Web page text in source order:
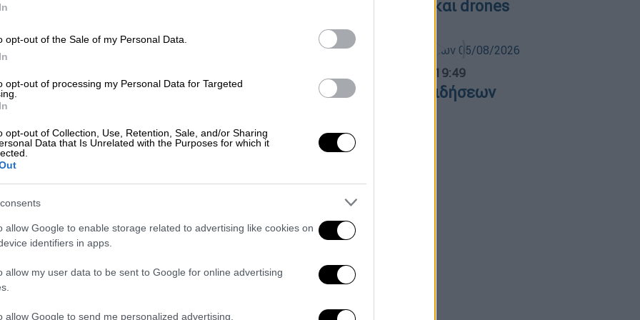
opt-out of the Sale of my Personal Data.
opt-out of processing my Personal Data for Targeted
opt-out of Collection, Use, Retention, Sale, and/or Sharing
Data that Is Unrelated with the Purposes for which it
allow Google to enable storage related to advertising like cookies on
identifiers in apps.
allow my user data to be sent to Google for online advertising
allow Google to send me personalized advertising.
Είχε γίνει κι αυτό: Όταν βγήκε σε
Ο Δίδιος Ιουλιανός αγόρασε,
Πραιτωριανούς σε δημοπρασία!
Η Γκουίνεθ Πάλτροου βγάζει σε
με μαχητικά F-16 και drones
05.08.2026 19:49
Κεντρικό δελτίο ειδήσεων